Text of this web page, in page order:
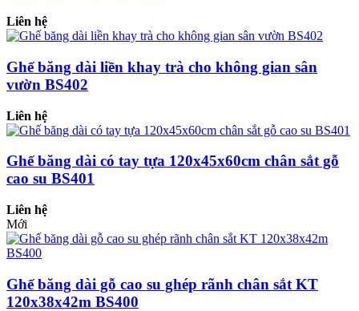
Liên hệ
Ghế băng dài liền khay trà cho không gian sân
vườn BS402
Liên hệ
Ghế băng dài có tay tựa 120x45x60cm chân sắt gỗ
cao su BS401
Liên hệ
Mới
Ghế băng dài gỗ cao su ghép rãnh chân sắt KT
120x38x42m BS400